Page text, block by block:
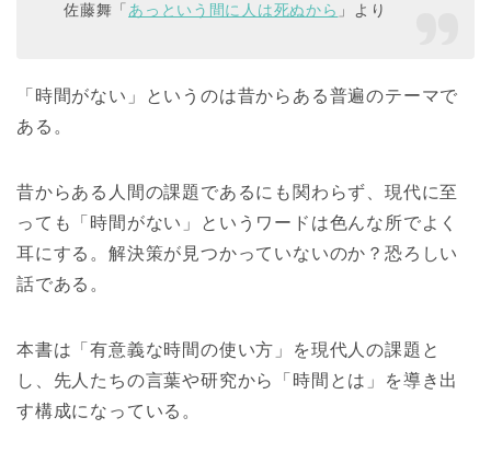
佐藤舞「 あっという間に人は死ぬから 」より
「時間がない」というのは昔からある普遍のテーマで
ある。
昔からある人間の課題であるにも関わらず、現代に至
っても「時間がない」というワードは色んな所でよく
耳にする。解決策が見つかっていないのか？恐ろしい
話である。
本書は「有意義な時間の使い方」を現代人の課題と
し、先人たちの言葉や研究から「時間とは」を導き出
す構成になっている。